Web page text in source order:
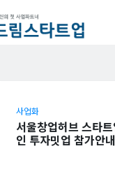
사업화
서울창업허브 스타
인 투자밋업 참가안내